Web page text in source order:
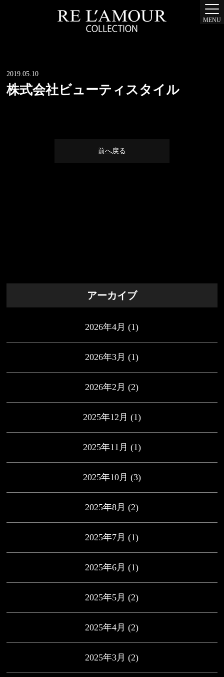
MENU
2019.05.10
株式会社ビューティスタイル
前へ戻る
アーカイブ
2026年4月 (1)
2026年3月 (1)
2026年2月 (2)
2025年12月 (1)
2025年11月 (1)
2025年10月 (3)
2025年8月 (2)
2025年7月 (1)
2025年6月 (1)
2025年5月 (2)
2025年4月 (2)
2025年3月 (2)